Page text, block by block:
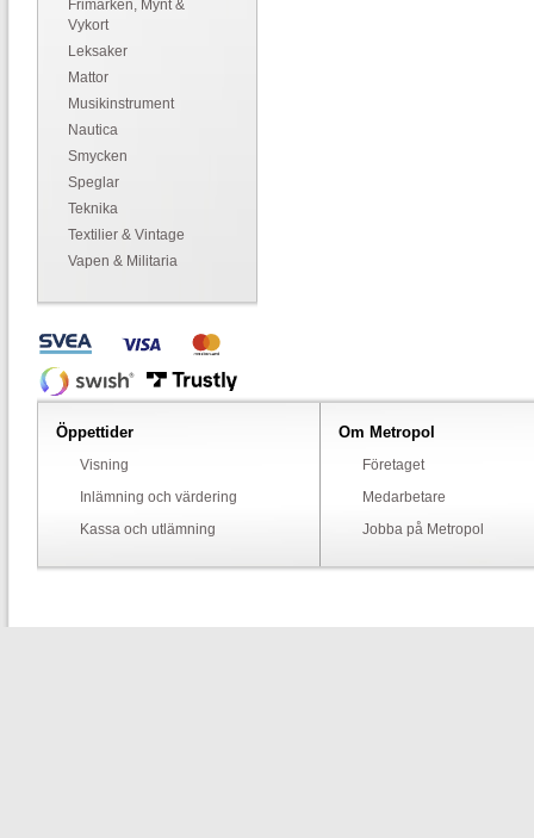
Frimärken, Mynt &
Vykort
Leksaker
Mattor
Musikinstrument
Nautica
Smycken
Speglar
Teknika
Textilier & Vintage
Vapen & Militaria
Öppettider
Visning
Inlämning och värdering
Kassa och utlämning
Om Metropol
Företaget
Medarbetare
Jobba på Metropol